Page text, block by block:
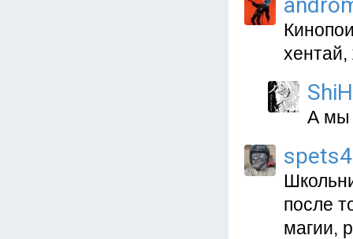
А мы
после
магии,